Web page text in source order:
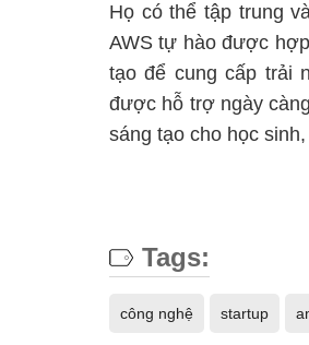
Họ có thể tập trung
AWS tự hào được
tạo để cung cấp trải
được hỗ trợ ngày
sáng tạo cho học
Tags:
công nghệ startup